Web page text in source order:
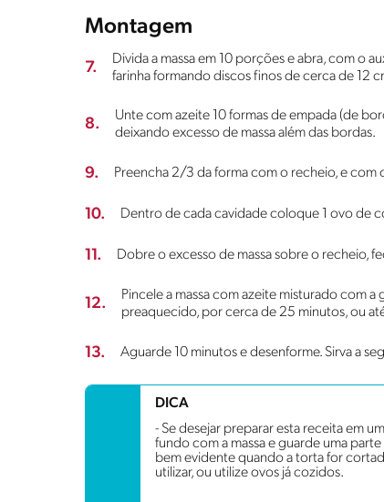
Montagem
7.
Divida a massa em 10 porções e abra, com o
farinha formando discos finos de cerca de 12
8.
Unte com azeite 10 formas de empada (de
deixando excesso de massa além das bordas.
9. Preencha 2/3 da forma com o recheio, e com
10. Dentro de cada cavidade coloque 1 ovo de
11. Dobre o excesso de massa sobre o recheio,
12.
Pincele a massa com azeite misturado com
preaquecido, por cerca de 25 minutos, ou
13. Aguarde 10 minutos e desenforme. Sirva a
DICA
- Se desejar preparar esta receita em
fundo com a massa e guarde uma
bem evidente quando a torta for
utilizar, ou utilize ovos já cozidos.